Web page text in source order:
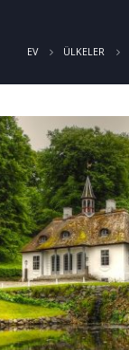
EV ÜLKELER